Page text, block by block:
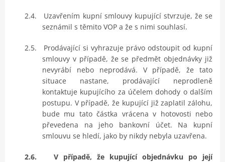
2.4.
Uzavřením kupní smlouvy kupující stvrzuje, že se
seznámil s těmito VOP a že s nimi souhlasí.
2.5.
Prodávající si vyhrazuje právo odstoupit od kupní
smlouvy v případě, že se předmět objednávky již
nevyrábí nebo neprodává. V případě, že tato
situace nastane, prodávající neprodleně
kontaktuje kupujícího za účelem dohody o dalším
postupu. V případě, že kupující již zaplatil zálohu,
bude mu tato částka vrácena v hotovosti nebo
převedena na jeho bankovní účet. Na kupní
smlouvu se hledí, jako by nikdy nebyla uzavřena.
2.6.
V případě, že kupující objednávku po její